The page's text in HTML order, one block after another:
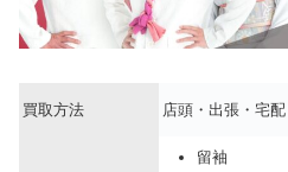
買取方法 店頭・出張・宅配
留袖